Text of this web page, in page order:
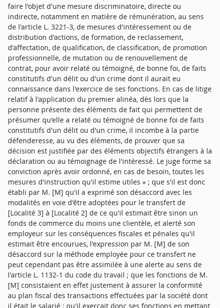
faire l'objet d'une mesure discriminatoire, directe ou
indirecte, notamment en matière de rémunération, au sens
de l'article L. 3221-3, de mesures d'intéressement ou de
distribution d'actions, de formation, de reclassement,
d'affectation, de qualification, de classification, de promotion
professionnelle, de mutation ou de renouvellement de
contrat, pour avoir relaté ou témoigné, de bonne foi, de faits
constitutifs d'un délit ou d'un crime dont il aurait eu
connaissance dans l'exercice de ses fonctions. En cas de litige
relatif à l'application du premier alinéa, dès lors que la
personne présente des éléments de fait qui permettent de
présumer qu'elle a relaté ou témoigné de bonne foi de faits
constitutifs d'un délit ou d'un crime, il incombe à la partie
défenderesse, au vu des éléments, de prouver que sa
décision est justifiée par des éléments objectifs étrangers à la
déclaration ou au témoignage de l'intéressé. Le juge forme sa
conviction après avoir ordonné, en cas de besoin, toutes les
mesures d'instruction qu'il estime utiles » ; que s'il est donc
établi par M. [M] qu'il a exprimé son désaccord avec les
modalités en voie d'être adoptées pour le transfert de
[Localité 3] à [Localité 2] de ce qu'il estimait être sinon un
fonds de commerce du moins une clientèle, et alerté son
employeur sur les conséquences fiscales et pénales qu'il
estimait être encourues, l'expression par M. [M] de son
désaccord sur la méthode employée pour ce transfert ne
peut cependant pas être assimilée à une alerte au sens de
l'article L. 1132-1 du code du travail ; que les fonctions de M.
[M] consistaient en effet justement à assurer la conformité
au plan fiscal des transactions effectuées par la société dont
il était le salarié ; qu'il exerçait donc ses fonctions en mettant